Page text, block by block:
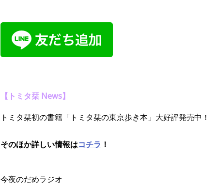
【トミタ栞 News】
トミタ栞初の書籍「トミタ栞の東京歩き本」大好評発売中！
そのほか詳しい情報はコチラ ！
今夜のだめラジオ